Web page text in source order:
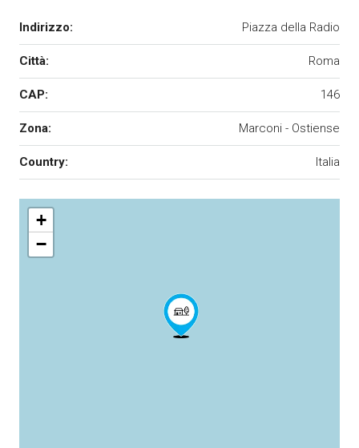
Indirizzo: Piazza della Radio
Città: Roma
CAP: 146
Zona: Marconi - Ostiense
Country: Italia
+
−